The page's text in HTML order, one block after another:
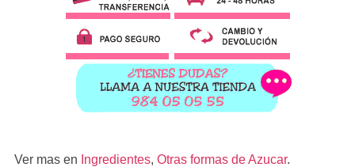
Ver mas en Ingredientes, Otras formas de Azucar.